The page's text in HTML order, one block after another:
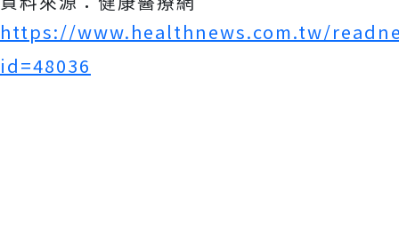
https://www.healthnews.com.tw/
id=48036